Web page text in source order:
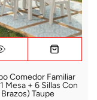
Comedor Familiar
Mesa + 6 Sillas Con
Brazos) Taupe